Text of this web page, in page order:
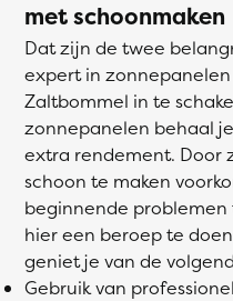
met schoonmaken
Dat zijn de twee
expert in
Zaltbommel in te
zonnepanelen behaal
extra rendement. Door
schoon te maken
beginnende
hier een beroep te
geniet je van de
Gebruik van